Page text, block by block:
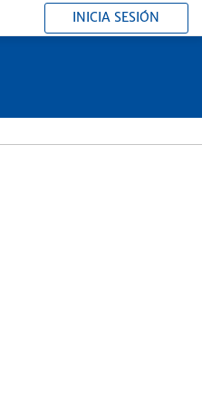
INICIA SESIÓN